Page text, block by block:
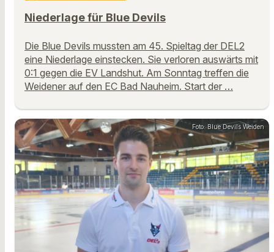
Niederlage für Blue Devils
Die Blue Devils mussten am 45. Spieltag der DEL2
eine Niederlage einstecken. Sie verloren auswärts mit
0:1 gegen die EV Landshut. Am Sonntag treffen die
Weidener auf den EC Bad Nauheim. Start der …
Foto: Blue Devils Weiden